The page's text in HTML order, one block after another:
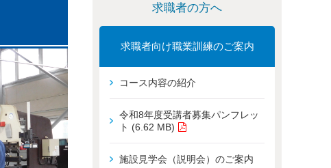
求職者の方へ
求職者向け職業訓練のご案内
コース内容の紹介
令和8年度受講者募集パンフレッ
ト (6.62 MB)
施設見学会（説明会）のご案内